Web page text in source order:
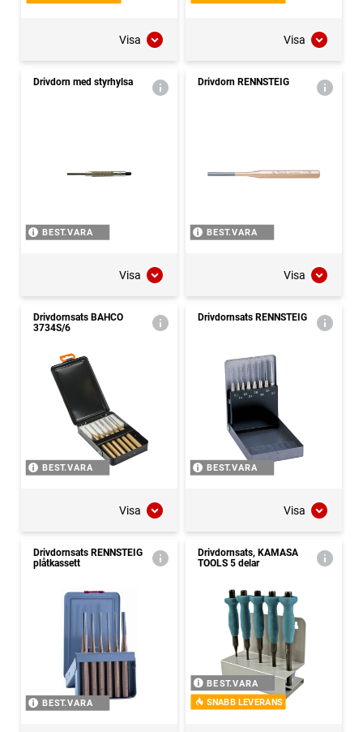
Visa Visa
Drivdorn med styrhylsa
BEST.VARA
Visa
Drivdorn RENNSTEIG
BEST.VARA
Visa
Drivdornsats BAHCO
3734S/6
BEST.VARA
Visa
Drivdornsats RENNSTEIG
BEST.VARA
Visa
Drivdornsats RENNSTEIG
plåtkassett
BEST.VARA
Drivdornsats, KAMASA
TOOLS 5 delar
BEST.VARA
SNABB LEVERANS